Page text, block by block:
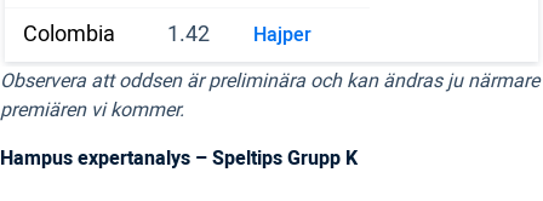
Colombia 1.42
Hajper
Observera att oddsen är preliminära och kan ändras ju närmare
premiären vi kommer.
Hampus expertanalys – Speltips Grupp K